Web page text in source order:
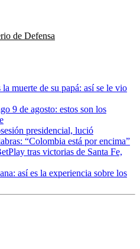
de Defensa
muerte de su papá: así se le vio
9 de agosto: estos son los
presidencial, lució
“Colombia está por encima”
tras victorias de Santa Fe,
así es la experiencia sobre los